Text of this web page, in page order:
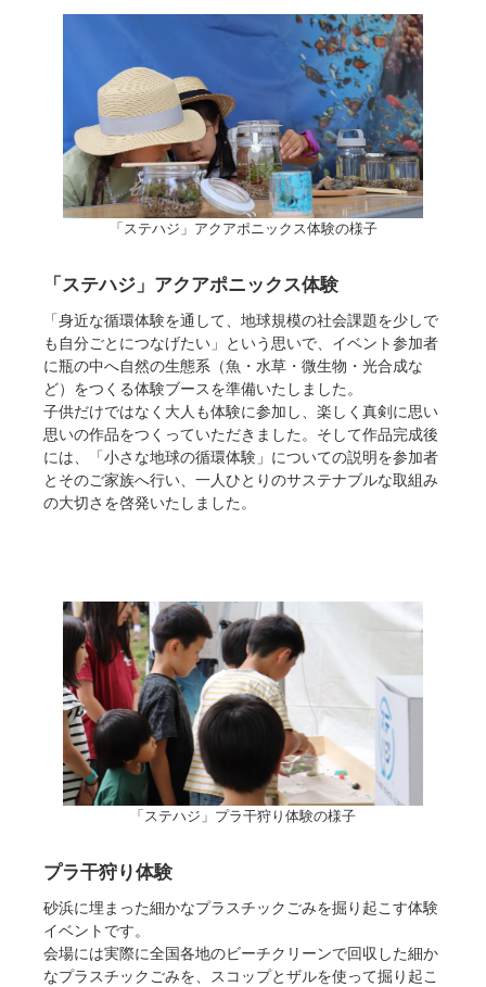
「ステハジ」アクアポニックス体験の様子
「ステハジ」アクアポニックス体験
「身近な循環体験を通して、地球規模の社会課題を少しで
も自分ごとにつなげたい」という思いで、イベント参加者
に瓶の中へ自然の生態系（魚・水草・微生物・光合成な
ど）をつくる体験ブースを準備いたしました。
子供だけではなく大人も体験に参加し、楽しく真剣に思い
思いの作品をつくっていただきました。そして作品完成後
には、「小さな地球の循環体験」についての説明を参加者
とそのご家族へ行い、一人ひとりのサステナブルな取組み
の大切さを啓発いたしました。
「ステハジ」プラ干狩り体験の様子
プラ干狩り体験
砂浜に埋まった細かなプラスチックごみを掘り起こす体験
イベントです。
会場には実際に全国各地のビーチクリーンで回収した細か
なプラスチックごみを、スコップとザルを使って掘り起こ